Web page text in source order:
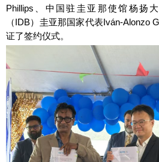
Phillips、中国驻圭亚那使馆杨扬
（IDB）圭亚那国家代表Iván-Alonzo
证了签约仪式。